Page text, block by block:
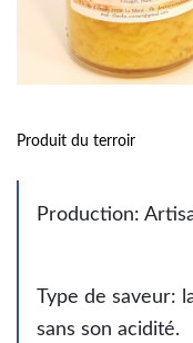
Produit du terroir
Production:
Type de saveur:
sans son acidité.